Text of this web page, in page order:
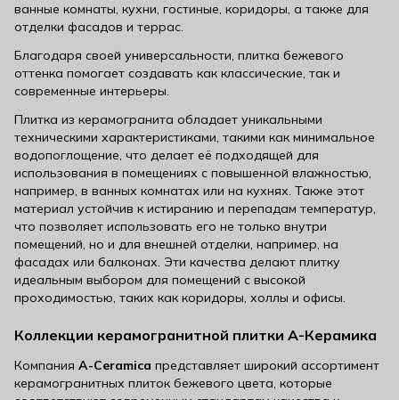
ванные комнаты, кухни, гостиные, коридоры, а также для
отделки фасадов и террас.
Благодаря своей универсальности, плитка бежевого
оттенка помогает создавать как классические, так и
современные интерьеры.
Плитка из керамогранита обладает уникальными
техническими характеристиками, такими как минимальное
водопоглощение, что делает её подходящей для
использования в помещениях с повышенной влажностью,
например, в ванных комнатах или на кухнях. Также этот
материал устойчив к истиранию и перепадам температур,
что позволяет использовать его не только внутри
помещений, но и для внешней отделки, например, на
фасадах или балконах. Эти качества делают плитку
идеальным выбором для помещений с высокой
проходимостью, таких как коридоры, холлы и офисы.
Коллекции керамогранитной плитки А-Керамика
Компания A-Ceramica представляет широкий ассортимент
керамогранитных плиток бежевого цвета, которые